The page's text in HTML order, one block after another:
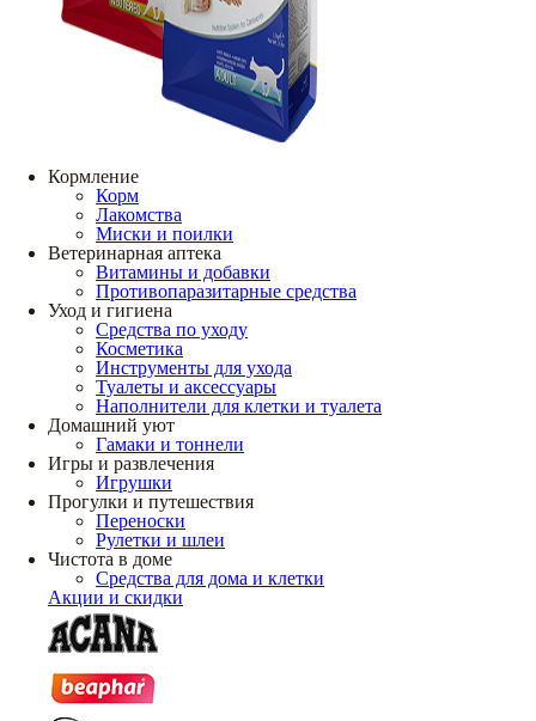
Кормление
Корм
Лакомства
Миски и поилки
Ветеринарная аптека
Витамины и добавки
Противопаразитарные средства
Уход и гигиена
Средства по уходу
Косметика
Инструменты для ухода
Туалеты и аксессуары
Наполнители для клетки и туалета
Домашний уют
Гамаки и тоннели
Игры и развлечения
Игрушки
Прогулки и путешествия
Переноски
Рулетки и шлеи
Чистота в доме
Средства для дома и клетки
Акции и скидки